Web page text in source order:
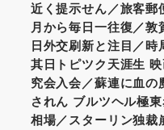
近く提示せん／旅客郵
月から毎日一往復／
日外交刷新と注目／
其日トピツク天涯生
究会入会／蘇連に血の
されん ブルツヘル極
相場／スターリン独裁